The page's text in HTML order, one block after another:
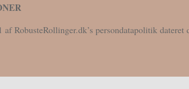
af RobusteRollinger.dk’s persondatapolitik dateret